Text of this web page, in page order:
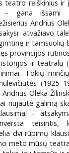
teatro reiškinius ir
gana išsami
Andrius
atvažiavo
ir tamsuolių
provincijos
ir teatralų
Tokių
Oleka-
nujautė galimą
–
teisintis,
dvi rūpimų
meto mūsų